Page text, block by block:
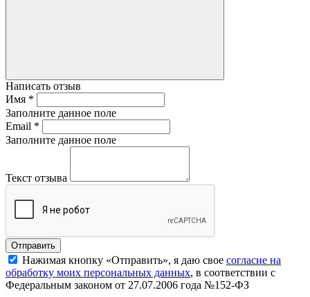
Написать отзыв
Имя *
Заполните данное поле
Email *
Заполните данное поле
Текст отзыва
Нажимая кнопку «Отправить», я даю свое согласие на
обработку моих персональных данных, в соответствии с
Федеральным законом от 27.07.2006 года №152-ФЗ